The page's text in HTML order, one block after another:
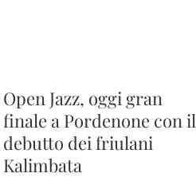
Open Jazz, oggi gran
finale a Pordenone con il
debutto dei friulani
Kalimbata